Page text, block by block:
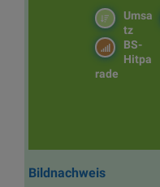
Umsa
tz
BS-
Hitpa
rade
Bildnachweis